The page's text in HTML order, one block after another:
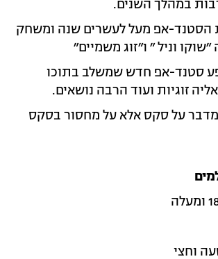
במהלך השנים.
הסטנד-אפ מעל לעשרים שנה ומשחק
וניל ״ ו״זוג משמיים״
סטנד-אפ חדש שמשלב בתוכו
זוגיות ועוד הרבה נושאים.
מדבר על סקס אלא על מחסור בסקס
וחצי